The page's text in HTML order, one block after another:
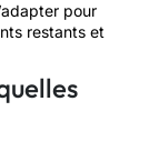
pour
restants et